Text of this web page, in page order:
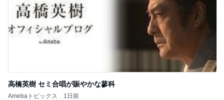
高橋英樹 セミ合唱が賑やかな蓼科
Amebaトピックス 1日前